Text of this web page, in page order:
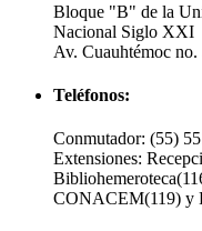
Bloque "B" de la
Nacional Siglo XXI
Av. Cuauhtémoc
Teléfonos:
Conmutador: (55)
Extensiones:
CONACEM(119) y